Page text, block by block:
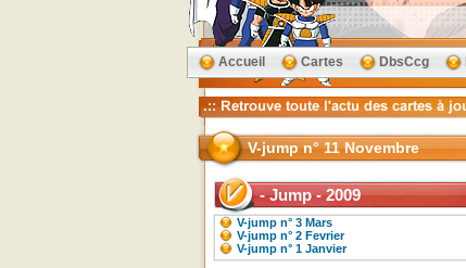
Accueil Cartes DbsCcg
V-jump n° 11 Novembre
- Jump - 2009
V-jump n° 3 Mars
V-jump n° 2 Fevrier
V-jump n° 1 Janvier